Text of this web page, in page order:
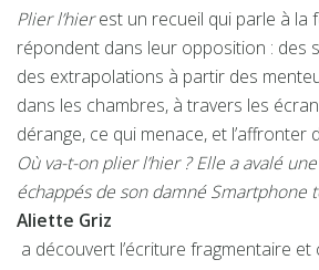
Plier l’hierest un recueil qui parle à la
répondent dans leur opposition : des
des extrapolations à partir des
dans les chambres, à travers les
dérange, ce qui menace, et l’affronter
Où va-t-on plier l’hier ? Elle a avalé
échappés de son damné Smartphone
Aliette Griz
a découvert l’écriture fragmentaire